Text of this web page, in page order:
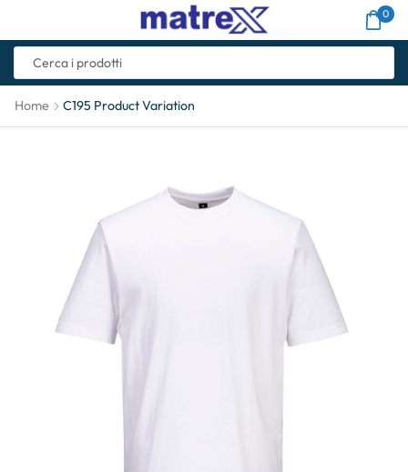
0
Home C195 Product Variation